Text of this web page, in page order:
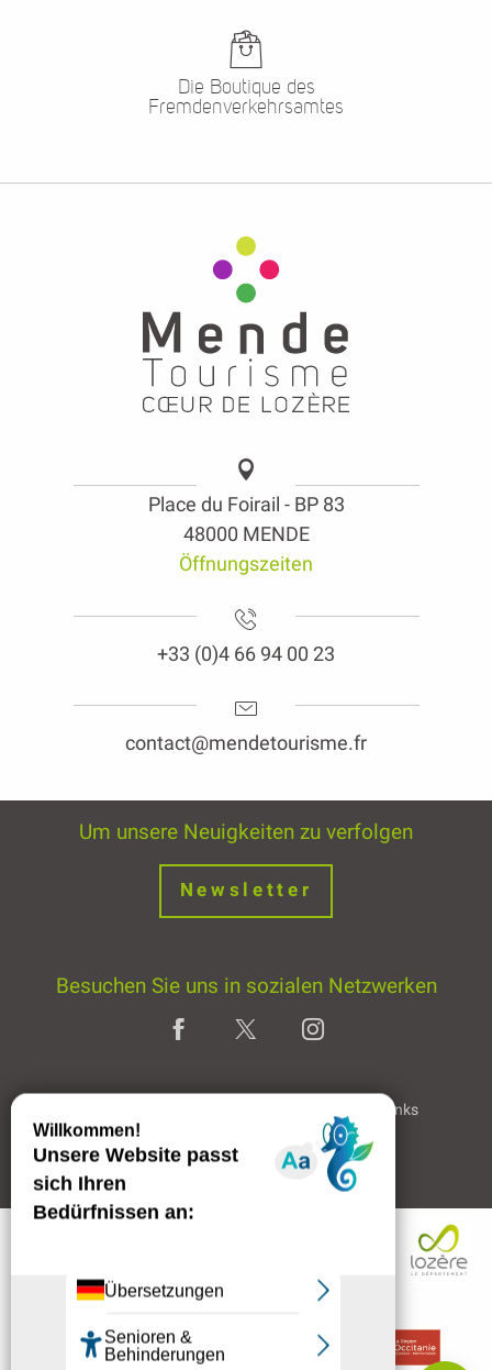
Beschreibung
Die Boutique des
Fremdenverkehrsamtes
Place du Foirail - BP 83
48000 MENDE
Öffnungszeiten
+33 (0)4 66 94 00 23
contact@mendetourisme.fr
Um unsere Neuigkeiten zu verfolgen
Newsletter
Besuchen Sie uns in sozialen Netzwerken
Partner & Links
Professioneller Bereich